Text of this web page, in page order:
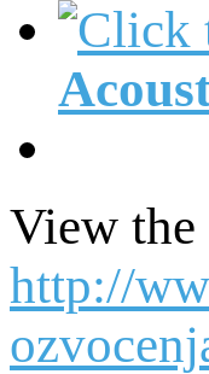
View the
http://